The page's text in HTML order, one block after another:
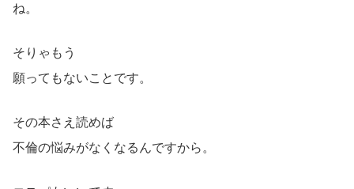
ね。
そりゃもう
願ってもないことです。
その本さえ読めば
不倫の悩みがなくなるんですから。